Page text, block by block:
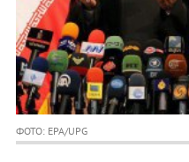
ФОТО: EPA/UPG